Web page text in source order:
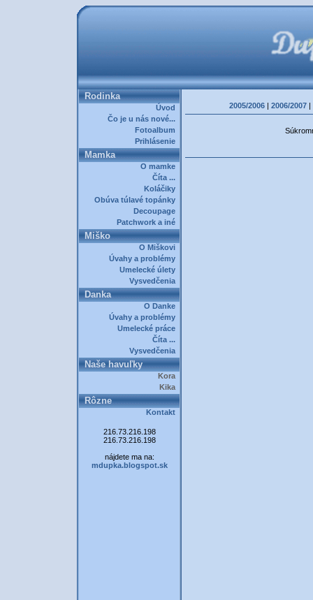
Rodinka
Úvod
Čo je u nás nové...
Fotoalbum
Prihlásenie
Mamka
O mamke
Číta ...
Koláčiky
Obúva túlavé topánky
Decoupage
Patchwork a iné
Miško
O Miškovi
Úvahy a problémy
Umelecké úlety
Vysvedčenia
Danka
O Danke
Úvahy a problémy
Umelecké práce
Číta ...
Vysvedčenia
Naše havuľky
Kora
Kika
Rôzne
Kontakt
216.73.216.198
216.73.216.198
nájdete ma na:
mdupka.blogspot.sk
2005/2006 | 2006/2007 |